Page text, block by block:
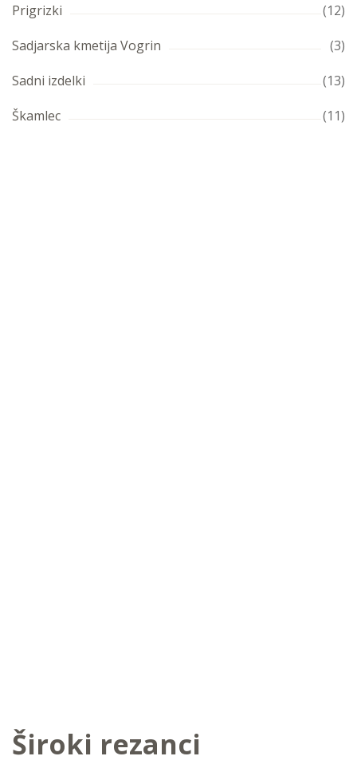
Prigrizki
(12)
Sadjarska kmetija Vogrin
(3)
Sadni izdelki
(13)
Škamlec
(11)
Široki rezanci